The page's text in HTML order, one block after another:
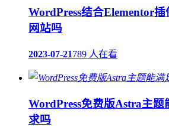
WordPress结合Elementor
网站吗
2023-07-21789 人在看
WordPress免费版Astra主
求吗